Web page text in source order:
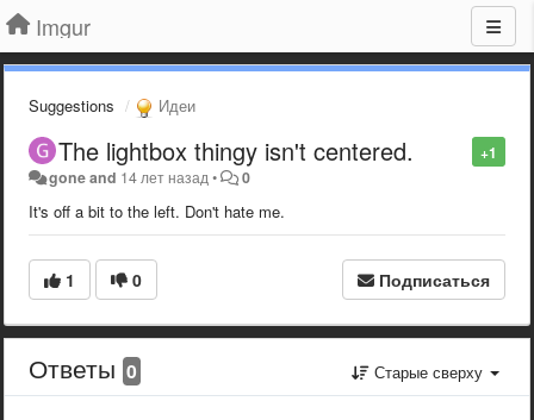
Imgur
Suggestions Идеи
+1
The lightbox thingy isn't centered.
gone and 14 лет назад • 0
It's off a bit to the left. Don't hate me.
1 0 Подписаться
Ответы 0 Старые сверху